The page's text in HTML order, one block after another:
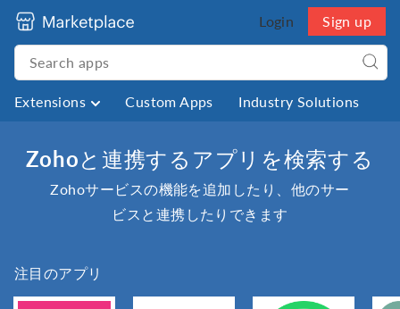
Login Sign up
Extensions Custom Apps Industry Solutions
Zohoと連携するアプリを検索する
Zohoサービスの機能を追加したり、他のサー
ビスと連携したりできます
注目のアプリ